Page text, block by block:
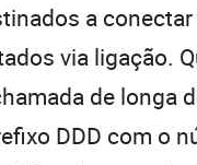
a
via ligação.
de longa
DDD com o